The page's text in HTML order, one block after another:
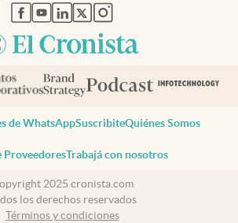
abre en nueva pestaña
abre en nueva pestaña
abre en nueva pestaña
abre en nueva pestaña
abre en nueva pestaña
de WhatsAppSuscribiteQuiénes Somos
ProveedoresTrabajá con nosotros
2025 cronista.com
los derechos reservados
Términos y condiciones